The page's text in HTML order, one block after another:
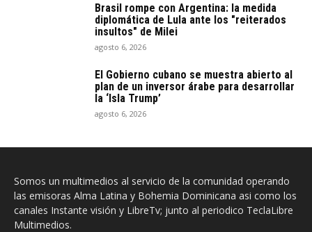
Brasil rompe con Argentina: la medida
diplomática de Lula ante los "reiterados
insultos" de Milei
agosto 6, 2026
El Gobierno cubano se muestra abierto al
plan de un inversor árabe para desarrollar
la ‘Isla Trump’
agosto 6, 2026
Somos un multimedios al servicio de la comunidad operando
las emisoras Alma Latina y Bohemia Dominicana asi como los
canales Instante visión y LibreTv; junto al periodico TeclaLibre
Multimedios.